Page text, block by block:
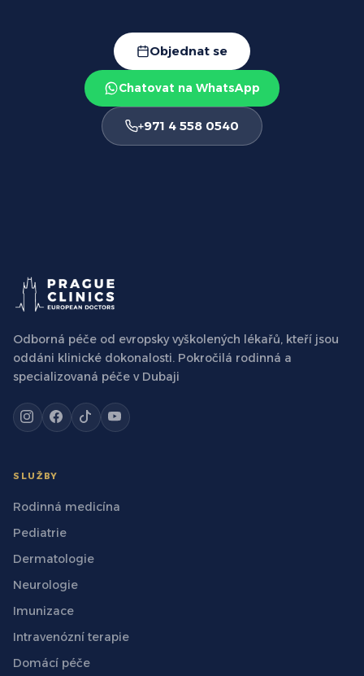
Objednat se
Chatovat na WhatsApp
+971 4 558 0540
Odborná péče od evropsky vyškolených lékařů, kteří jsou
oddáni klinické dokonalosti. Pokročilá rodinná a
specializovaná péče v Dubaji
SLUŽBY
Rodinná medicína
Pediatrie
Dermatologie
Neurologie
Imunizace
Intravenózní terapie
Domácí péče